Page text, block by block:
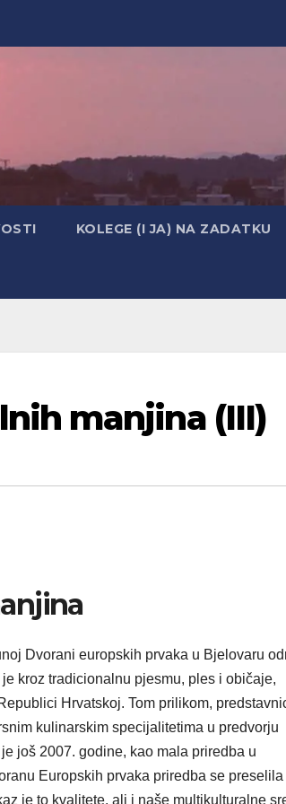
KOLEGE (I JA) NA ZADATKU
manjina (III)
Dvorani europskih prvaka u Bjelovaru
kroz tradicionalnu pjesmu, ples i običaje,
Hrvatskoj. Tom prilikom,
kulinarskim specijalitetima u predvorju
još 2007. godine, kao mala priredba u
Europskih prvaka priredba se preselila
je to kvalitete, ali i naše multikulturalne